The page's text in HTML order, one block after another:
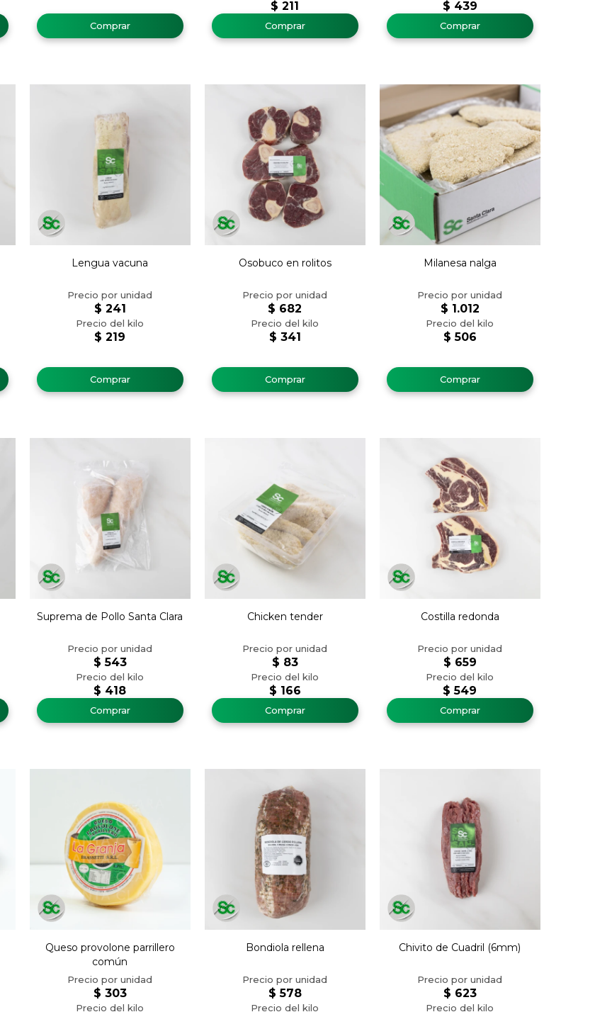
$ 211 $ 439
Lengua vacuna
$ 219
$ 241
Osobuco en rolitos
$ 341
$ 682
Milanesa nalga
$ 506
$ 1.012
Suprema de Pollo Santa Clara
$ 418
$ 543
Chicken tender
$ 166
$ 83
Costilla redonda
$ 549
$ 659
Queso provolone parrillero
común
$ 303
Bondiola rellena
$ 578
Chivito de Cuadril (6mm)
$ 623